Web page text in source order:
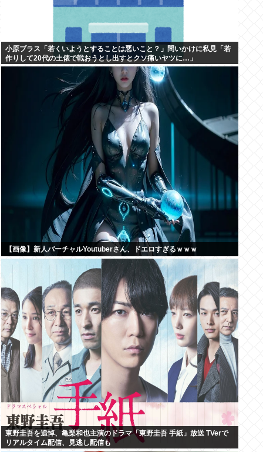
小原ブラス「若くいようとすることは悪いこと？」問いかけに私見「若
作りして20代の土俵で戦おうとし出すとクソ痛いヤツに…」
【画像】新人バーチャルYoutuberさん、ドエロすぎるｗｗｗ
東野圭吾を追悼、亀梨和也主演のドラマ「東野圭吾 手紙」放送 TVerで
リアルタイム配信、見逃し配信も